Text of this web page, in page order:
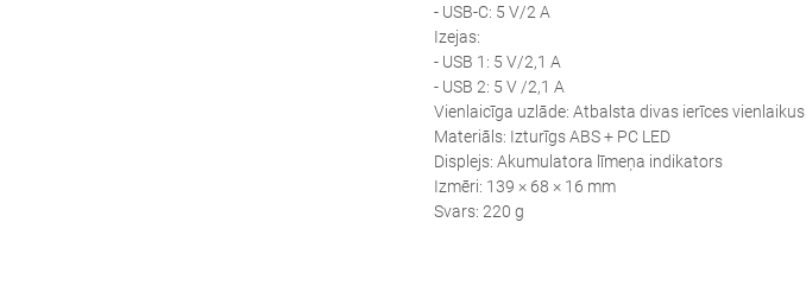
- USB-C: 5 V/2 A
Izejas:
- USB 1: 5 V/2,1 A
- USB 2: 5 V /2,1 A
Vienlaicīga uzlāde: Atbalsta divas ierīces vienlaikus
Materiāls: Izturīgs ABS + PC LED
Displejs: Akumulatora līmeņa indikators
Izmēri: 139 × 68 × 16 mm
Svars: 220 g